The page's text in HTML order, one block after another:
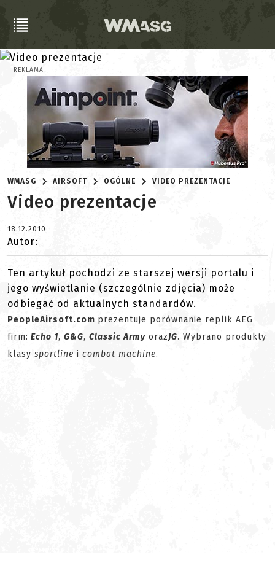
REKLAMA
WMASG AIRSOFT OGÓLNE VIDEO PREZENTACJE
Video prezentacje
18.12.2010
Autor:
Ten artykuł pochodzi ze starszej wersji portalu i
jego wyświetlanie (szczególnie zdjęcia) może
odbiegać od aktualnych standardów.
PeopleAirsoft.com prezentuje porównanie replik AEG
firm: Echo 1, G&G, Classic Army orazJG. Wybrano produkty
klasy sportline i combat machine.